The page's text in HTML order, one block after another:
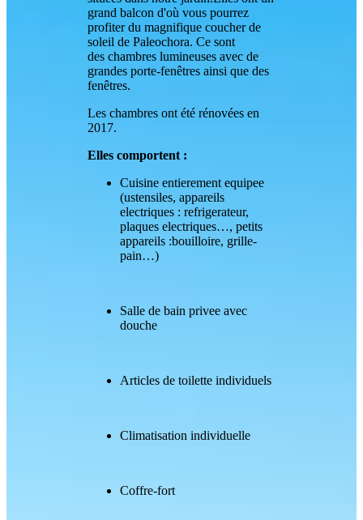
grand balcon d'où vous pourrez
profiter du magnifique coucher de
soleil de Paleochora. Ce sont
des chambres lumineuses avec de
grandes porte-fenêtres ainsi que des
fenêtres.
Les chambres ont été rénovées en
2017.
Elles comportent :
Cuisine entierement equipee
(ustensiles, appareils
electriques : refrigerateur,
plaques electriques…, petits
appareils :bouilloire, grille-
pain…)
Salle de bain privee avec
douche
Articles de toilette individuels
Climatisation individuelle
Coffre-fort